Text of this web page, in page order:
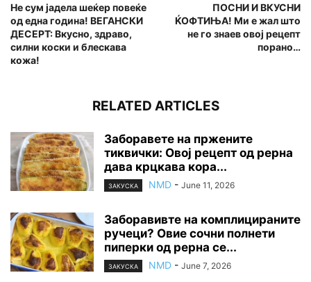
Не сум јадела шеќер повеќе
од една година! ВЕГАНСКИ
ДЕСЕРТ: Вкусно, здраво,
силни коски и блескава
кожа!
ПОСНИ И ВКУСНИ
ЌОФТИЊА! Ми е жал што
не го знаев овој рецепт
порано…
RELATED ARTICLES
Заборавете на пржените
тиквички: Овој рецепт од рерна
дава крцкава кора...
ЗАКУСКА NMD - June 11, 2026
Заборавивте на комплицираните
ручеци? Овие сочни полнети
пиперки од рерна се...
ЗАКУСКА NMD - June 7, 2026